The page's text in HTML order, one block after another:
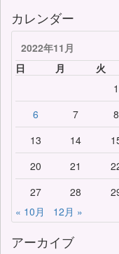
カレンダー
2022年11月
日
月 火
1
6
7 8
13
14
20
21
27
28
« 10月
12月 »
アーカイブ